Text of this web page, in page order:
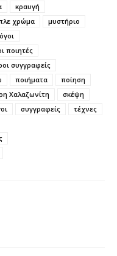
κραυγή
χρώμα
μυστήριο
ποιητές
συγγραφείς
ποιήματα
ποίηση
Χαλαζωνίτη
σκέψη
συγγραφείς
τέχνες